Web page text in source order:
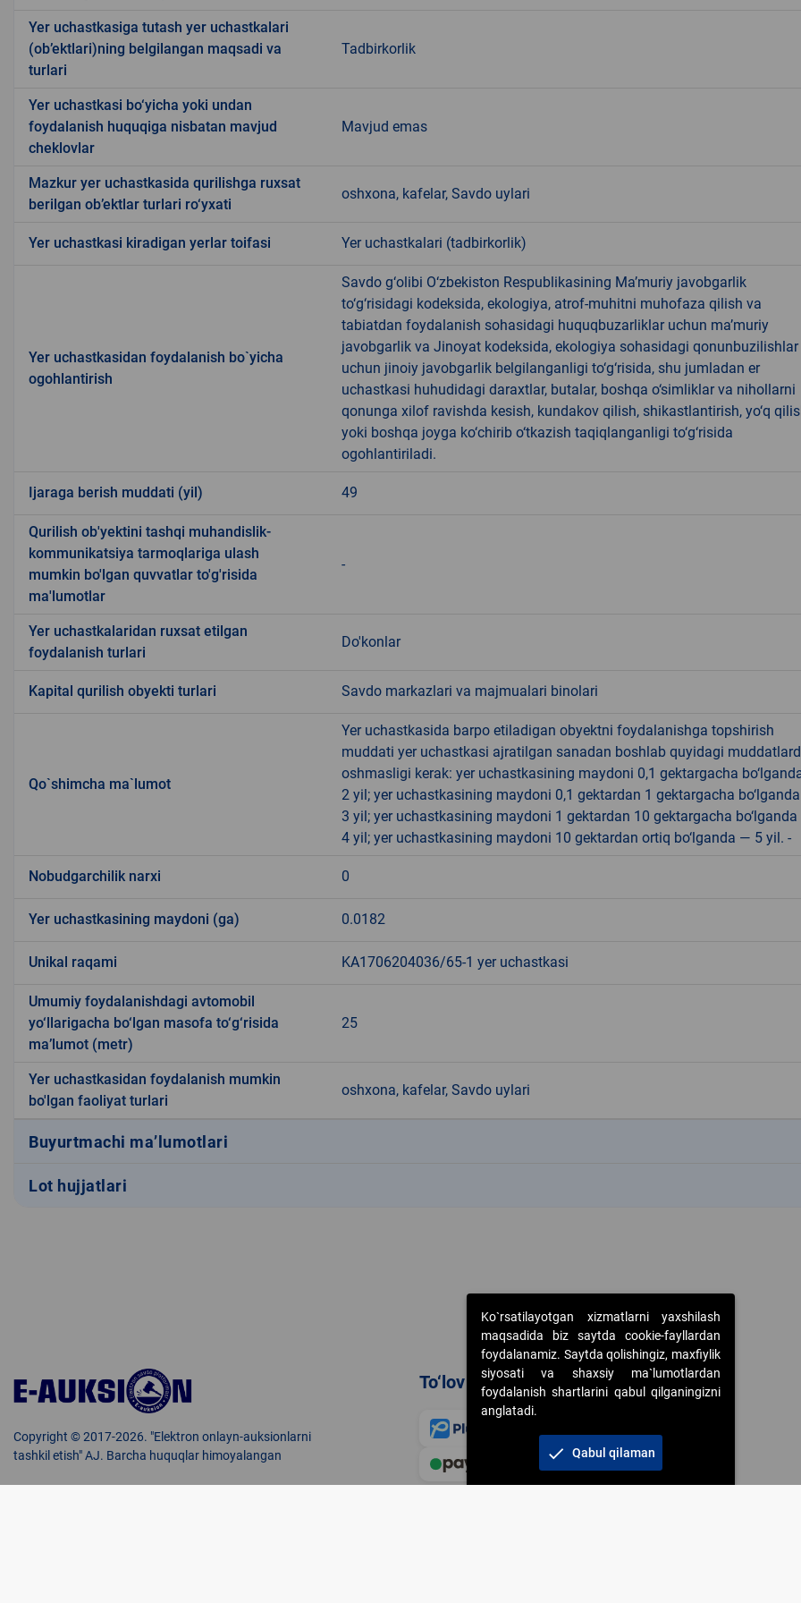
Yer uchastkasiga tutash yer uchastkalari
(ob’ektlari)ning belgilangan maqsadi va
turlari
Tadbirkorlik
Yer uchastkasi bo‘yicha yoki undan
foydalanish huquqiga nisbatan mavjud
cheklovlar
Mavjud emas
Mazkur yer uchastkasida qurilishga ruxsat
berilgan ob’ektlar turlari ro‘yxati
oshxona, kafelar, Savdo uylari
Yer uchastkasi kiradigan yerlar toifasi Yer uchastkalari (tadbirkorlik)
Yer uchastkasidan foydalanish bo`yicha
ogohlantirish
Savdo g‘olibi O‘zbekiston Respublikasining Ma’muriy javobgarlik
to‘g‘risidagi kodeksida, ekologiya, atrof-muhitni muhofaza qilish va
tabiatdan foydalanish sohasidagi huquqbuzarliklar uchun ma’muriy
javobgarlik va Jinoyat kodeksida, ekologiya sohasidagi qonunbuzilishlar
uchun jinoiy javobgarlik belgilanganligi to‘g‘risida, shu jumladan er
uchastkasi huhudidagi daraxtlar, butalar, boshqa o‘simliklar va nihollarni
qonunga xilof ravishda kesish, kundakov qilish, shikastlantirish, yo‘q
yoki boshqa joyga ko‘chirib o‘tkazish taqiqlanganligi to‘g‘risida
ogohlantiriladi.
Ijaraga berish muddati (yil) 49
Qurilish ob'yektini tashqi muhandislik-
kommunikatsiya tarmoqlariga ulash
mumkin bo'lgan quvvatlar to'g'risida
ma'lumotlar
-
Yer uchastkalaridan ruxsat etilgan
foydalanish turlari
Do'konlar
Kapital qurilish obyekti turlari Savdo markazlari va majmualari binolari
Qo`shimcha ma`lumot
Yer uchastkasida barpo etiladigan obyektni foydalanishga topshirish
muddati yer uchastkasi ajratilgan sanadan boshlab quyidagi
oshmasligi kerak: yer uchastkasining maydoni 0,1 gektargacha
2 yil; yer uchastkasining maydoni 0,1 gektardan 1 gektargacha
3 yil; yer uchastkasining maydoni 1 gektardan 10 gektargacha
4 yil; yer uchastkasining maydoni 10 gektardan ortiq bo‘lganda — 5 yil. -
Nobudgarchilik narxi 0
Yer uchastkasining maydoni (ga) 0.0182
Unikal raqami KA1706204036/65-1 yer uchastkasi
Umumiy foydalanishdagi avtomobil
yo‘llarigacha bo‘lgan masofa to‘g‘risida
ma’lumot (metr)
25
Yer uchastkasidan foydalanish mumkin
bo'lgan faoliyat turlari
oshxona, kafelar, Savdo uylari
Buyurtmachi ma’lumotlari
Lot hujjatlari
Copyright © 2017-2026. "Elektron onlayn-auksionlarni
tashkil etish" AJ. Barcha huquqlar himoyalangan
To‘lov usullari
Ko`rsatilayotgan xizmatlarni yaxshilash
maqsadida biz saytda cookie-fayllardan
foydalanamiz. Saytda qolishingiz, maxfiylik
siyosati va shaxsiy ma`lumotlardan
foydalanish shartlarini qabul qilganingizni
anglatadi.
check Qabul qilaman